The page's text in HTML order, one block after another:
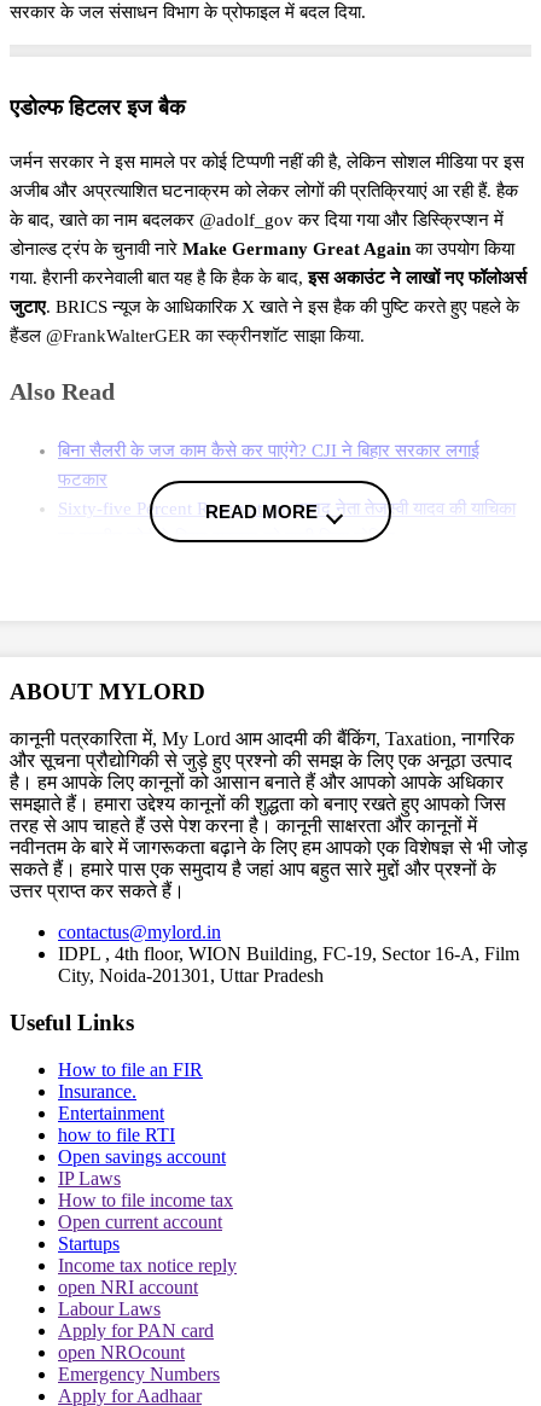
सरकार के जल संसाधन विभाग के प्रोफाइल में बदल दिया.
एडोल्फ हिटलर इज बैक
जर्मन सरकार ने इस मामले पर कोई टिप्पणी नहीं की है, लेकिन सोशल मीडिया पर इस
अजीब और अप्रत्याशित घटनाक्रम को लेकर लोगों की प्रतिक्रियाएं आ रही हैं. हैक
के बाद, खाते का नाम बदलकर @adolf_gov कर दिया गया और डिस्क्रिप्शन में
डोनाल्ड ट्रंप के चुनावी नारे Make Germany Great Againका उपयोग किया
गया. हैरानी करनेवाली बात यह है कि हैक के बाद,इस अकाउंट ने लाखों नए फॉलोअर्स
जुटाए. BRICS न्यूज के आधिकारिक X खाते ने इस हैक की पुष्टि करते हुए पहले के
हैंडल @FrankWalterGER का स्क्रीनशॉट साझा किया.
Also Read
बिना सैलरी के जज काम कैसे कर पाएंगे? CJI ने बिहार सरकार लगाई
फटकार
Sixty-five Percent Reservation: राजद नेता तेजस्वी यादव की याचिका
पर सुप्रीम कोर्ट ने बिहार सरकार को जारी किया नोटिस
JUST IN: Adolf Hitler X account has an official
pic.twitter.com/2M1hSnJr0c— BRICS News
(@BRICSinfo)February 15, 2025
इसके बाद अपडेट देते हुए कहा बताया कि ये अकाउंट जर्मन प्रेसिडेंट का है. वहीं,
हैकर्स ने इस अकाउंट को पहले एडोल्फ हिटलर, उसके बाद बिहार सरकार के जल
विभाग में चेंज कर दिया.
UPDATE: This appears to be a hack, and the account
belongs to the President of Germany, Frank-Walter
Steinmeier.
हालांकि, इस को लेकर जर्मनी की ओर से कोई ऑफिसियल बयान नहीं दिया गया है.
Topics
German President x account hacked
German President German President x account hacked
Hacked
Trending in Hindi
READ MORE
ABOUT MYLORD
कानूनी पत्रकारिता में, My Lord आम आदमी की बैंकिंग, Taxation, नागरिक
और सूचना प्रौद्योगिकी से जुड़े हुए प्रश्नो की समझ के लिए एक अनूठा उत्पाद
है। हम आपके लिए कानूनों को आसान बनाते हैं और आपको आपके अधिकार
समझाते हैं। हमारा उद्देश्य कानूनों की शुद्धता को बनाए रखते हुए आपको जिस
तरह से आप चाहते हैं उसे पेश करना है। कानूनी साक्षरता और कानूनों में
नवीनतम के बारे में जागरूकता बढ़ाने के लिए हम आपको एक विशेषज्ञ से भी जोड़
सकते हैं। हमारे पास एक समुदाय है जहां आप बहुत सारे मुद्दों और प्रश्नों के
उत्तर प्राप्त कर सकते हैं।
contactus@mylord.in
IDPL , 4th floor, WION Building, FC-19, Sector 16-A, Film
City, Noida-201301, Uttar Pradesh
Useful Links
How to file an FIR
Insurance.
Entertainment
how to file RTI
Open savings account
IP Laws
How to file income tax
Open current account
Startups
Income tax notice reply
open NRI account
Labour Laws
Apply for PAN card
open NROcount
Emergency Numbers
Apply for Aadhaar